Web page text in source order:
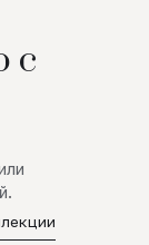
с